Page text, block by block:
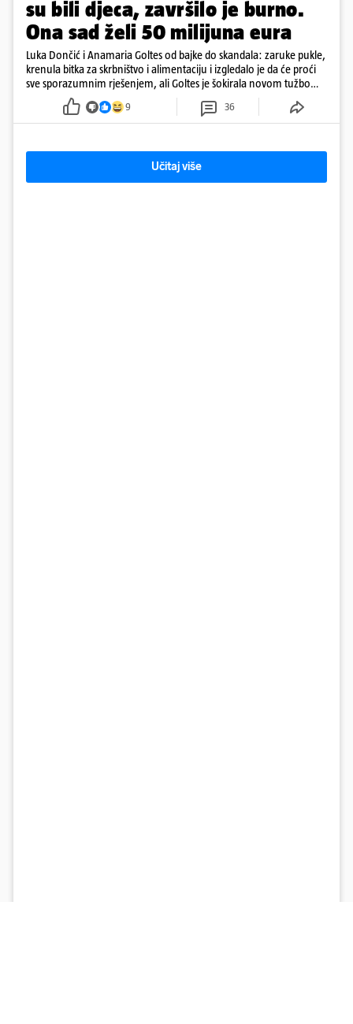
su bili djeca, završilo je burno.
Ona sad želi 50 milijuna eura
Luka Dončić i Anamaria Goltes od bajke do skandala: zaruke pukle,
krenula bitka za skrbništvo i alimentaciju i izgledalo je da će proći
sve sporazumnim rješenjem, ali Goltes je šokirala novom tužbom
u Sloveniji
9 36
Učitaj više